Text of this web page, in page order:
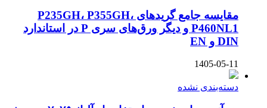
مقایسه جامع گریدهای P235GH، P355GH،
P460NL1 و دیگر ورق‌های سری P در استاندارد
DIN و EN
1405-05-11
دسته‌بندی نشده